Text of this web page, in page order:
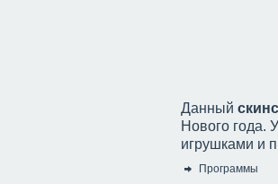
Данный
Нового года.
игрушками и
Программы